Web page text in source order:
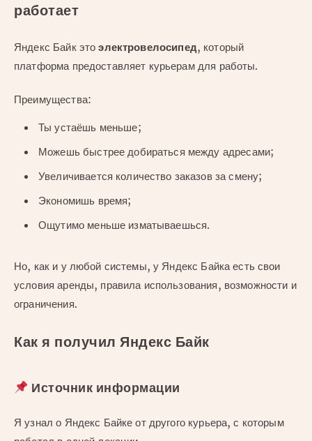
работает
Яндекс Байк этоэлектровелосипед, который
платформа предоставляет курьерам для работы.
Преимущества:
Ты устаёшь меньше;
Можешь быстрее добираться между адресами;
Увеличивается количество заказов за смену;
Экономишь время;
Ощутимо меньше изматываешься.
Но, как и у любой системы, у Яндекс Байка есть свои
условия аренды, правила использования, возможности и
ограничения.
Как я получил Яндекс Байк
Источник информации
Я узнал о Яндекс Байке от другого курьера, с которым